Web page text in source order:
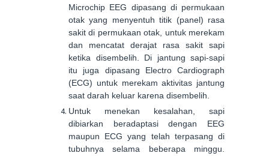
Microchip EEG dipasang di permukaan
otak yang menyentuh titik (panel) rasa
sakit di permukaan otak, untuk merekam
dan mencatat derajat rasa sakit sapi
ketika disembelih. Di jantung sapi-sapi
itu juga dipasang Electro Cardiograph
(ECG) untuk merekam aktivitas jantung
saat darah keluar karena disembelih.
Untuk menekan kesalahan, sapi
dibiarkan beradaptasi dengan EEG
maupun ECG yang telah terpasang di
tubuhnya selama beberapa minggu.